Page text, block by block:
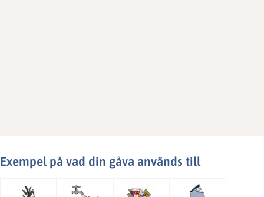
Exempel på vad din gåva används till